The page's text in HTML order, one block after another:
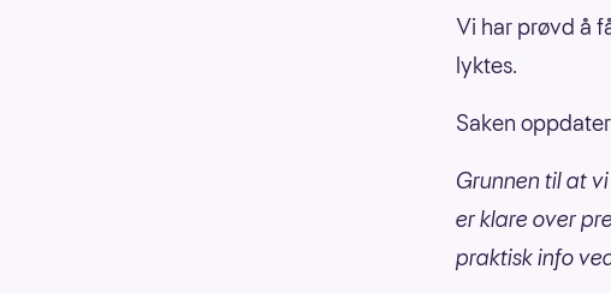
Vi har prøvd å
lyktes.
Saken
Grunnen til at
er klare over
praktisk info